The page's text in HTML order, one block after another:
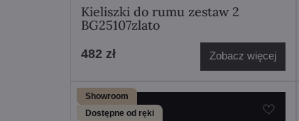
Kieliszki do rumu zestaw 2
BG25107zlato
482 zł Zobacz więcej
Showroom
Dostępne od ręki